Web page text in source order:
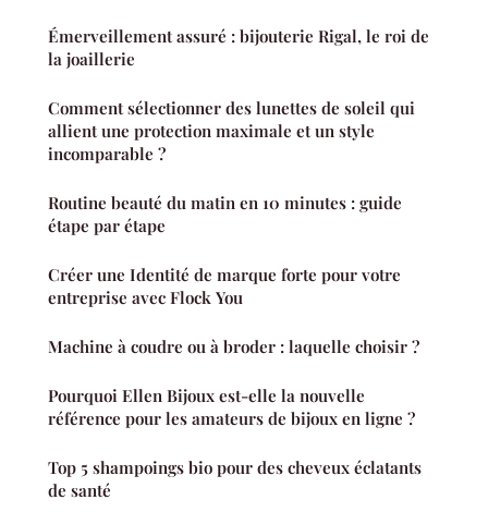
Émerveillement assuré : bijouterie Rigal, le roi de
la joaillerie
Comment sélectionner des lunettes de soleil qui
allient une protection maximale et un style
incomparable ?
Routine beauté du matin en 10 minutes : guide
étape par étape
Créer une Identité de marque forte pour votre
entreprise avec Flock You
Machine à coudre ou à broder : laquelle choisir ?
Pourquoi Ellen Bijoux est-elle la nouvelle
référence pour les amateurs de bijoux en ligne ?
Top 5 shampoings bio pour des cheveux éclatants
de santé